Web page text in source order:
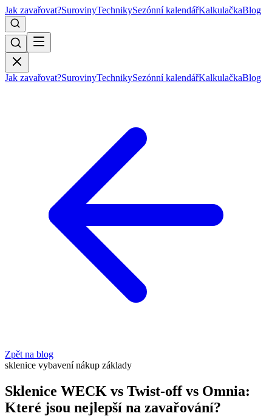
Jak zavařovat?SurovinyTechnikySezónní kalendářKalkulačkaBlog
Jak zavařovat?SurovinyTechnikySezónní kalendářKalkulačkaBlog
Zpět na blog
sklenice vybavenínákup základy
Sklenice WECK vs Twist-off vs Omnia:
Které jsou nejlepší na zavařování?